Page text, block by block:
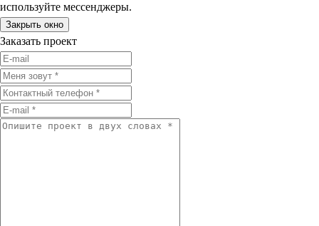
используйте мессенджеры.
Закрыть окно
Заказать проект